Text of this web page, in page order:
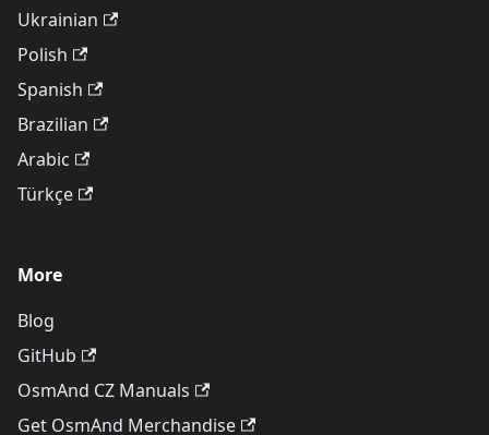
Ukrainian
Polish
Spanish
Brazilian
Arabic
Türkçe
More
Blog
GitHub
OsmAnd CZ Manuals
Get OsmAnd Merchandise